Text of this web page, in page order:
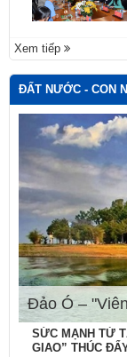
Xem tiếp
ĐẤT NƯỚC - CON
Đảo Ó –
SỨC MẠNH TỪ
GIAO” THÚC